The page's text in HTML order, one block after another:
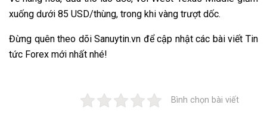
xuống dưới 85 USD/thùng, trong khi vàng trượt dốc.
Đừng quên theo dõiSanuytin.vn để cập nhật các bài viếtTin
tức Forex mới nhất nhé!
Bình chọn bài viết